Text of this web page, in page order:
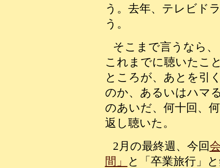
う。去年、テレビド
う。
そこまで言うなら
これまでに聴いたこ
ところが、あとを引
のか、あるいはハマ
のあいだ、何十回、
返し聴いた。
2月の最終週、今回
間」
と「卒業旅行」